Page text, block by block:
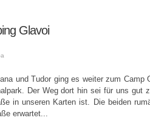
Glavoi
und Tudor ging es weiter zum
Der Weg dort hin sei für uns
in unseren Karten ist. Die beiden
erwartet...